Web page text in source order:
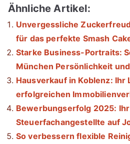
Ähnliche Artikel:
Unvergessliche
für das perfekte Smash
Starke Business-Portraits:
München Persönlichkeit
Hausverkauf in Koblenz: Ihr
erfolgreichen
Bewerbungserfolg 2025:
Steuerfachangestellte auf
So verbessern flexible